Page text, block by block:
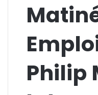
Philip